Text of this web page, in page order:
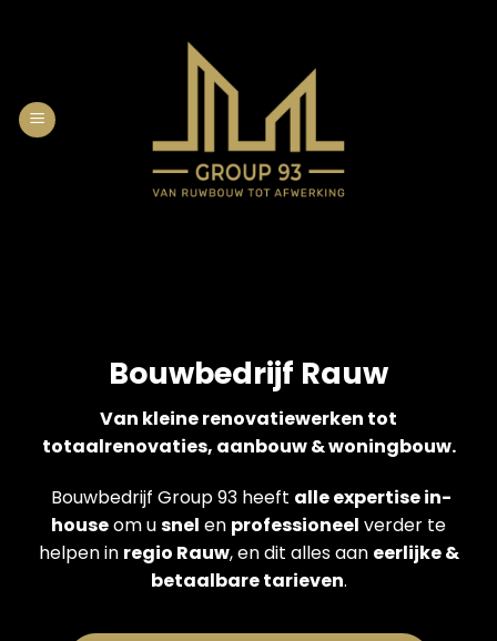
Bouwbedrijf Rauw
Van kleine renovatiewerken tot
totaalrenovaties, aanbouw & woningbouw.
Bouwbedrijf Group 93 heeft alle expertise in-
houseom usnel en professioneel verder te
helpen in regio Rauw, en dit alles aan eerlijke &
betaalbare tarieven.